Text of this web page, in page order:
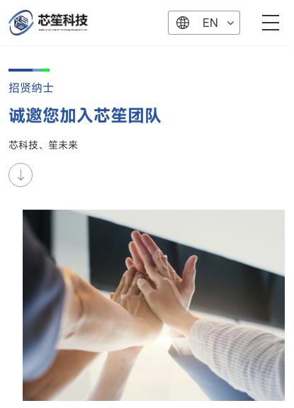
EN
招贤纳士
诚邀您加入芯笙团队
芯科技、笙未来